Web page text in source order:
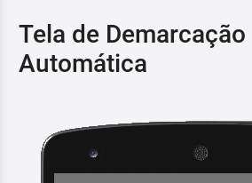
Tela de Demarcação
Automática